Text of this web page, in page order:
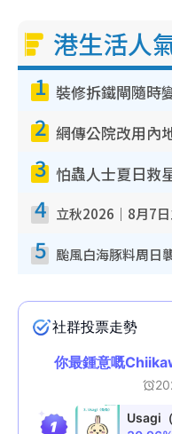
港生活人
1
2
3
4
5